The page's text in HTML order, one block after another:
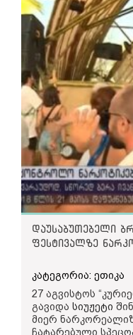
დაუსაბუთებელი
ფესტივალზე
კატეგორია: ეთიკა
27 აგვისტოს
გავიდა სიუჟეტი
მიერ
ჩატარებული